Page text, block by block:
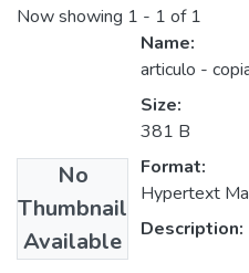
Now showing 1 - 1 of 1
No
Thumbnail
Available
Name:
articulo -
Size:
381 B
Format:
Hypertext
Description: